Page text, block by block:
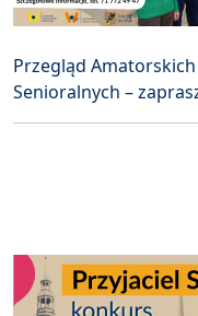
Przegląd
Senioralnych –